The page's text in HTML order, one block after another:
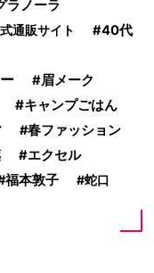
ラノーラ
通販サイト 40代
眉メーク
キャンプごはん
春ファッション
エクセル
福本敦子 蛇口